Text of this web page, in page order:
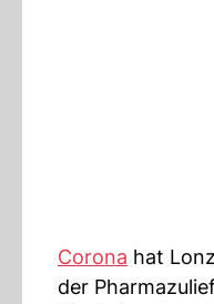
Corona hat
der